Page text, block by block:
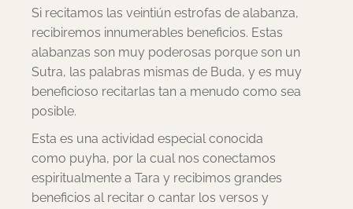
Si recitamos las veintiún estrofas de alabanza,
recibiremos innumerables beneficios. Estas
alabanzas son muy poderosas porque son un
Sutra, las palabras mismas de Buda, y es muy
beneficioso recitarlas tan a menudo como sea
posible.
Esta es una actividad especial conocida
como puyha, por la cual nos conectamos
espiritualmente a Tara y recibimos grandes
beneficios al recitar o cantar los versos y